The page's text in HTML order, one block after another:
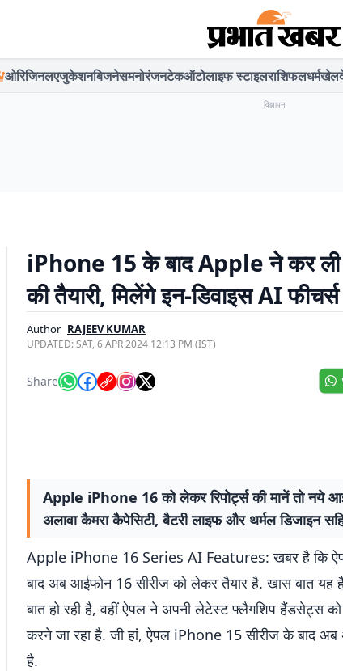
ओरिजिनलएजुकेशनबिजनेसमनोरंजनटेकऑटोलाइफ स्टाइलराशिफलधर्मखेल
विज्ञापन
iPhone 15 के बाद Apple ने कर
की तैयारी, मिलेंगे इन-डिवाइस AI फीचर्स
Author RAJEEV KUMAR
UPDATED:SAT, 6 APR 2024 12:13 PM (IST)
Share
Apple iPhone 16 को लेकर रिपोर्ट्स की मानें तो नये
अलावा कैमरा कैपेसिटी, बैटरी लाइफ और थर्मल डिजाइन
Apple iPhone 16 Series AI Features: खबर है कि
बाद अब आईफोन 16 सीरीज को लेकर तैयार है. खास बात
बात हो रही है, वहीं ऐपल ने अपनी लेटेस्ट फ्लैगशिप हैंडसेट्स
करने जा रहा है. जी हां, ऐपल iPhone 15 सीरीज के बाद
है.